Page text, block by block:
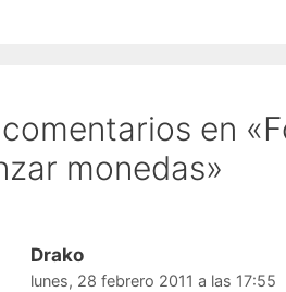
comentarios en
monedas»
Drako
lunes, 28 febrero 2011 a las 17:55